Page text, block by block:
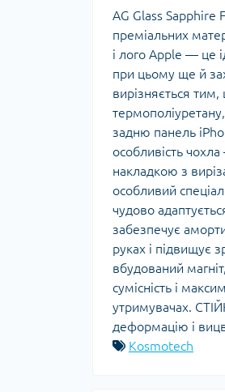
AG Glass Sapphire
преміальних
і лого Apple — це
при цьому ще й
вирізняється
задню панель
особливість
накладкою з
особливий
чудово
забезпечує
руках і підвищує
вбудований
сумісність і
утримувачах.
деформацію і
Kosmotech